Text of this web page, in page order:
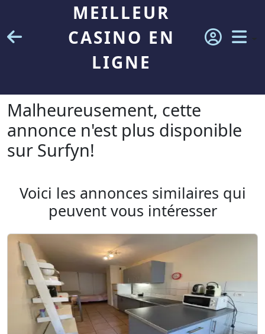
MEILLEUR
CASINO EN
LIGNE
Malheureusement, cette
annonce n'est plus disponible
sur Surfyn!
Voici les annonces similaires qui
peuvent vous intéresser